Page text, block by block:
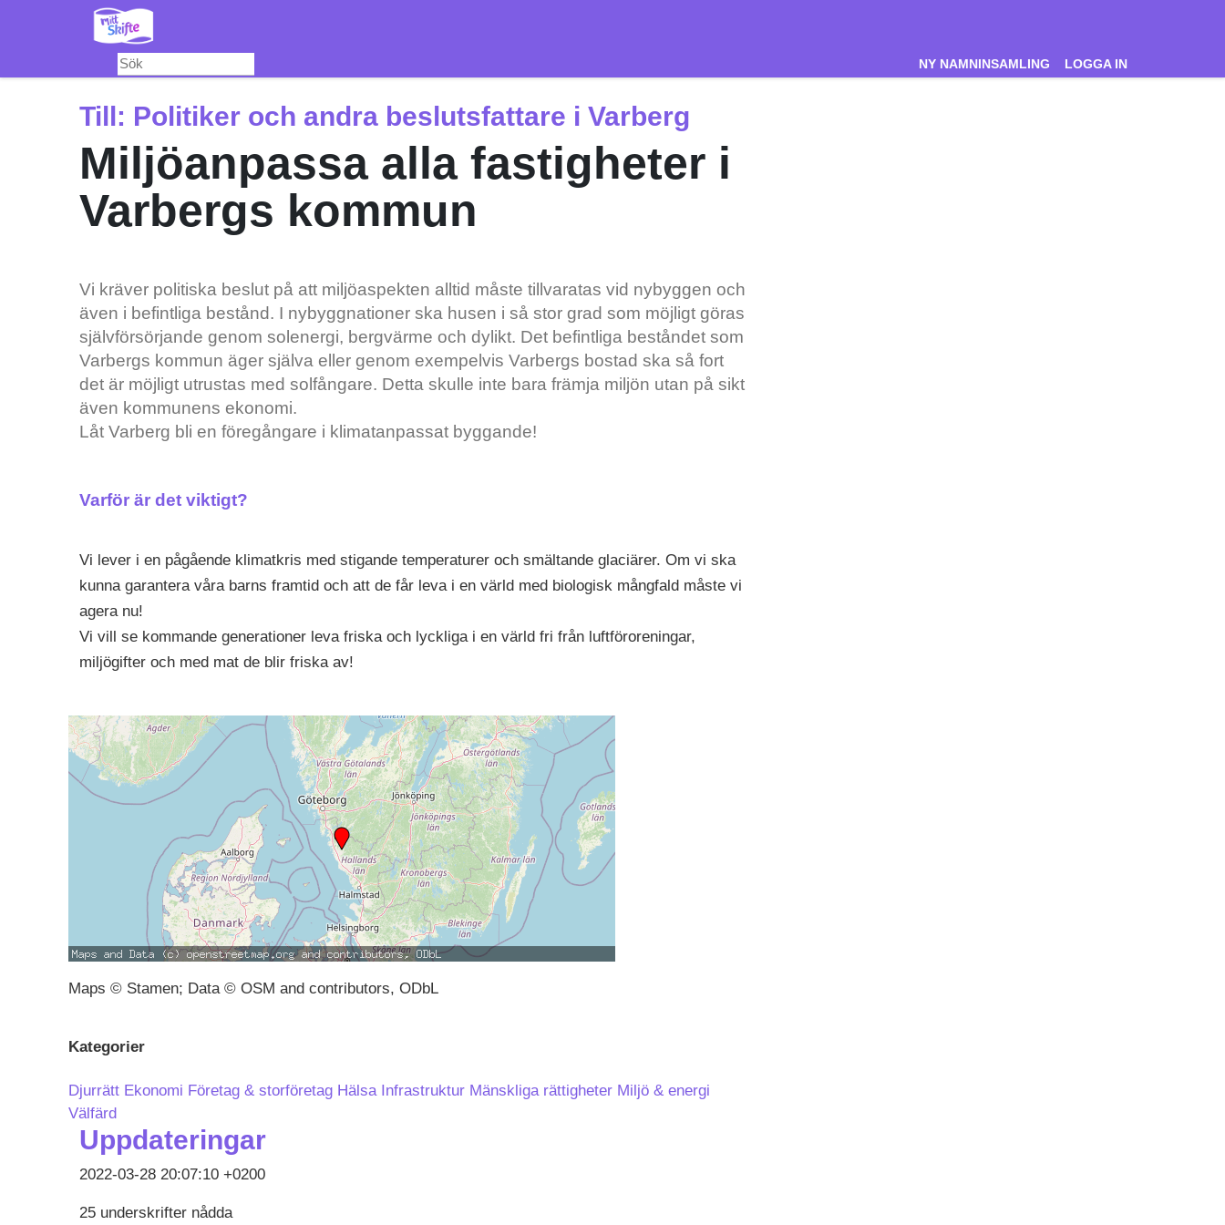
NY NAMNINSAMLING LOGGA IN
Till: Politiker och andra beslutsfattare i Varberg
Miljöanpassa alla fastigheter i
Varbergs kommun
Vi kräver politiska beslut på att miljöaspekten alltid måste tillvaratas vid nybyggen och
även i befintliga bestånd. I nybyggnationer ska husen i så stor grad som möjligt göras
självförsörjande genom solenergi, bergvärme och dylikt. Det befintliga beståndet som
Varbergs kommun äger själva eller genom exempelvis Varbergs bostad ska så fort
det är möjligt utrustas med solfångare. Detta skulle inte bara främja miljön utan på sikt
även kommunens ekonomi.
Låt Varberg bli en föregångare i klimatanpassat byggande!
Varför är det viktigt?
Vi lever i en pågående klimatkris med stigande temperaturer och smältande glaciärer. Om vi ska
kunna garantera våra barns framtid och att de får leva i en värld med biologisk mångfald måste vi
agera nu!
Vi vill se kommande generationer leva friska och lyckliga i en värld fri från luftföroreningar,
miljögifter och med mat de blir friska av!
Maps © Stamen; Data © OSM and contributors, ODbL
Kategorier
Djurrätt Ekonomi Företag & storföretag Hälsa Infrastruktur Mänskliga rättigheter Miljö & energi
Välfärd
Uppdateringar
2022-03-28 20:07:10 +0200
25 underskrifter nådda